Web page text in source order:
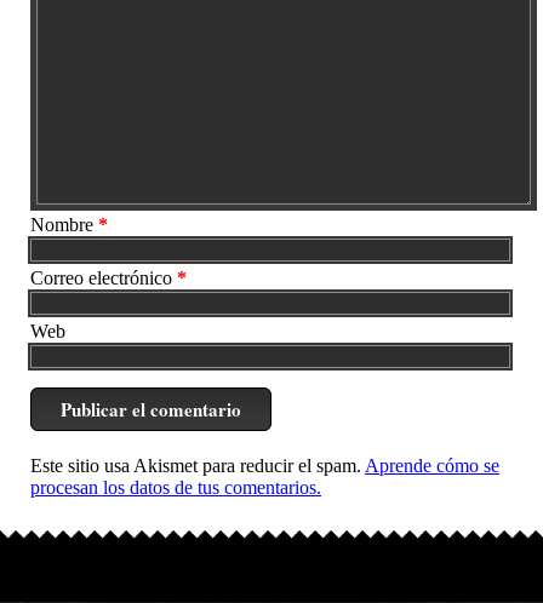
Nombre *
Correo electrónico *
Web
Este sitio usa Akismet para reducir el spam. Aprende cómo se
procesan los datos de tus comentarios.